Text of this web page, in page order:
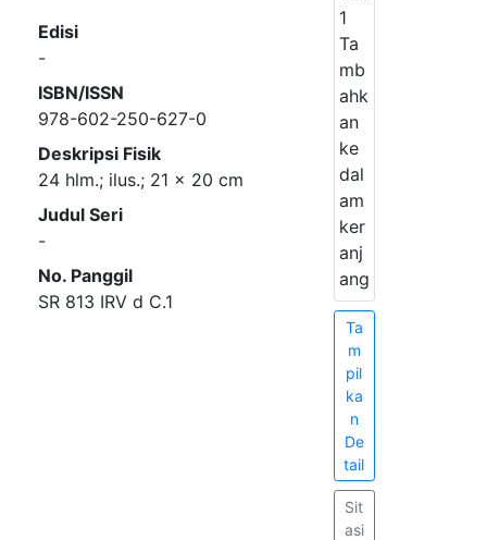
Edisi
-
ISBN/ISSN
978-602-250-627-0
Deskripsi Fisik
24 hlm.; ilus.; 21 x 20 cm
Judul Seri
-
No. Panggil
SR 813 IRV d C.1
1
Ta
mb
ahk
an
ke
dal
am
ker
anj
ang
Ta
m
pil
ka
n
De
tail
Sit
asi